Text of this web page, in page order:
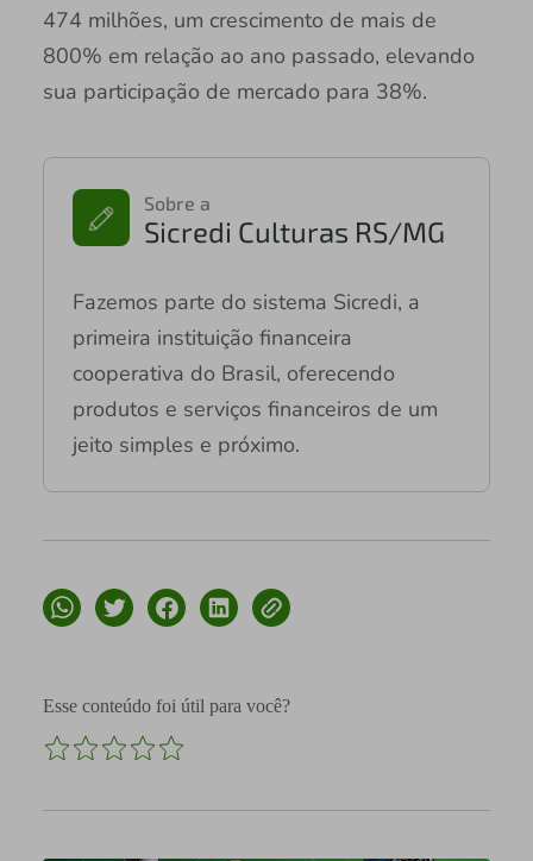
474 milhões, um crescimento de mais de
800% em relação ao ano passado, elevando
sua participação de mercado para 38%.
Sobre a
Sicredi Culturas RS/MG
Fazemos parte do sistema Sicredi, a
primeira instituição financeira
cooperativa do Brasil, oferecendo
produtos e serviços financeiros de um
jeito simples e próximo.
Esse conteúdo foi útil para você?